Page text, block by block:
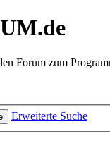
Forum zum
Erweiterte Suche